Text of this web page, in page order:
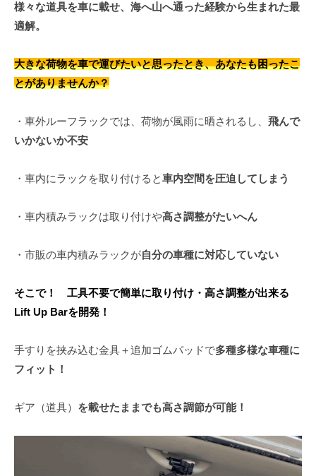
様々な道具を車に載せ、海へ山へ通った経験から生まれた最
適解。
大きな荷物を車で運びたいと思ったとき、あなたも困ったこ
とがありませんか？
・車外ルーフラックでは、荷物が風雨に晒されるし、 飛んで
いかないか不安
・車内にラックを取り付けると車内空間を圧迫してしまう
・車内積みラックは取り付けや高さ調整がたいへん
・市販の車内積みラックが自分の車種に対応していない
そこで！ 工具不要で簡単に取り付け・高さ調整が出来る
Lift Up Barを開発！
手すりを挟み込む金具＋追加ゴムパッドで多種多様な車種に
フィット！
ギア（道具） を載せたままでも高さ調節が可能！